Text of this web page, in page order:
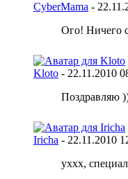
CyberMama -
Ого! Ничего
Kloto - 22.11.2010
Поздравляю
Iricha - 22.11.2010
уххх,